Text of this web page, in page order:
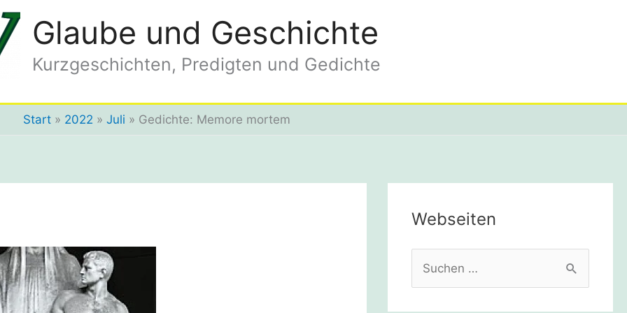
Glaube und Geschichte
Kurzgeschichten, Predigten und Gedichte
Start 2022 Juli Gedichte: Memore mortem
Webseiten
u